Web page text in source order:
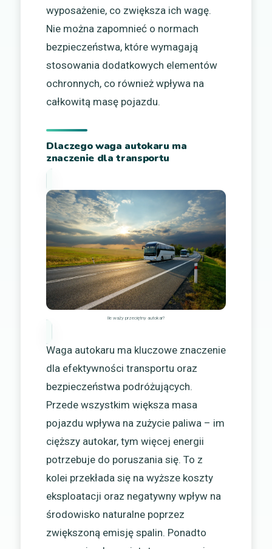
wyposażenie, co zwiększa ich wagę.
Nie można zapomnieć o normach
bezpieczeństwa, które wymagają
stosowania dodatkowych elementów
ochronnych, co również wpływa na
całkowitą masę pojazdu.
Dlaczego waga autokaru ma
znaczenie dla transportu
Ile waży przeciętny autokar?
Waga autokaru ma kluczowe znaczenie
dla efektywności transportu oraz
bezpieczeństwa podróżujących.
Przede wszystkim większa masa
pojazdu wpływa na zużycie paliwa – im
cięższy autokar, tym więcej energii
potrzebuje do poruszania się. To z
kolei przekłada się na wyższe koszty
eksploatacji oraz negatywny wpływ na
środowisko naturalne poprzez
zwiększoną emisję spalin. Ponadto